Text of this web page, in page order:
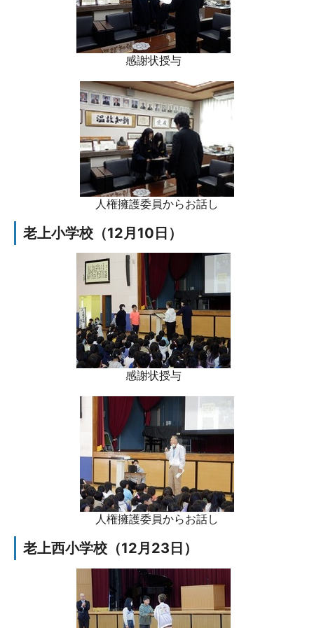
感謝状授与
人権擁護委員からお話し
老上小学校（12月10日）
感謝状授与
人権擁護委員からお話し
老上西小学校（12月23日）